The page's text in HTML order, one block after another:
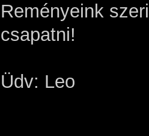
Reményeink
csapatni!
Üdv: Leo